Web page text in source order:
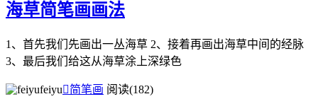
海草简笔画画法
1、首先我们先画出一丛海草 2、接着再画出海草中间的经脉
3、最后我们给这从海草涂上深绿色
feiyu简笔画 阅读(182)